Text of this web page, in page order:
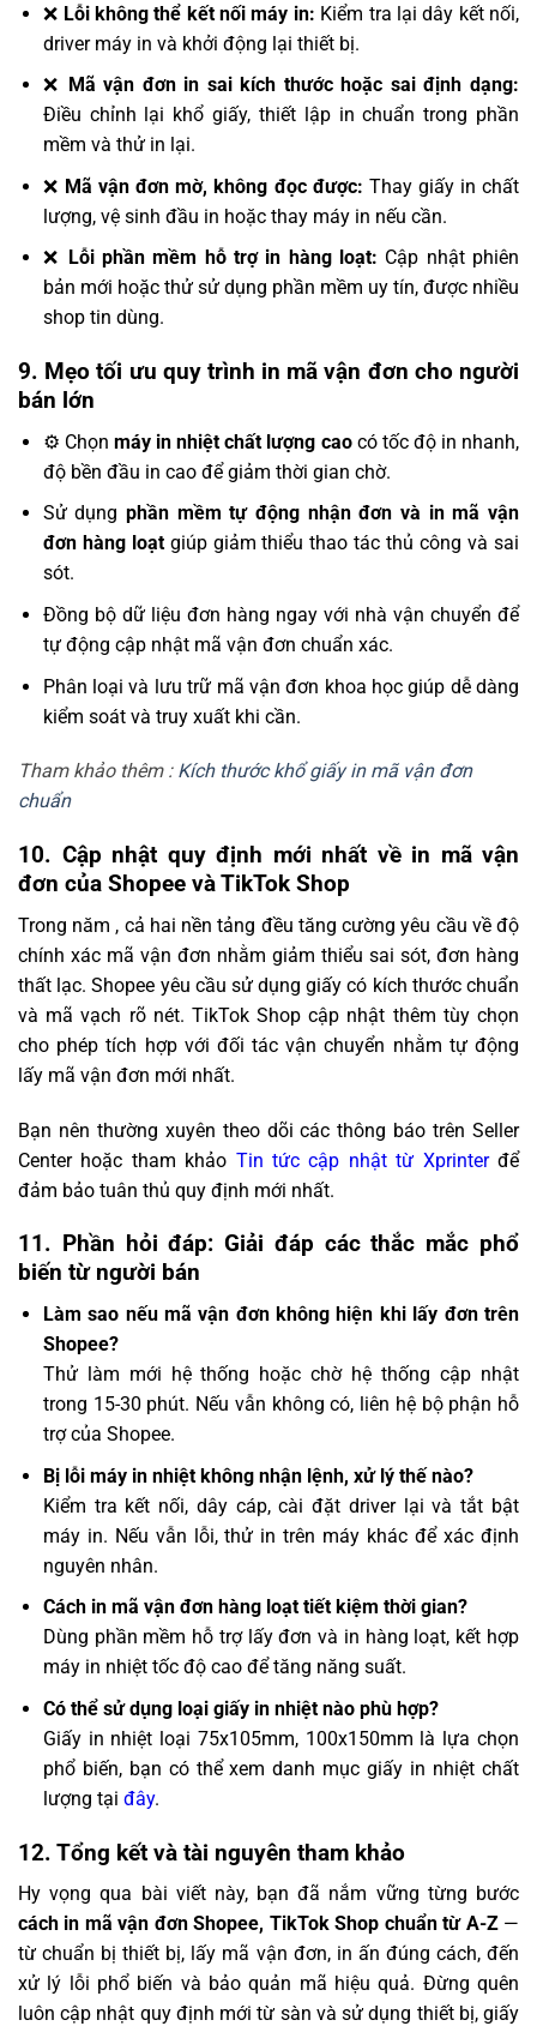
❌ Lỗi không thể kết nối máy in: Kiểm tra lại dây kết nối,
driver máy in và khởi động lại thiết bị.
❌
Mã vận đơn in sai kích thước hoặc sai định dạng:
Điều chỉnh lại khổ giấy, thiết lập in chuẩn trong phần
mềm và thử in lại.
❌ Mã vận đơn mờ, không đọc được: Thay giấy in chất
lượng, vệ sinh đầu in hoặc thay máy in nếu cần.
❌
Lỗi phần mềm hỗ trợ in hàng loạt: Cập nhật phiên
bản mới hoặc thử sử dụng phần mềm uy tín, được nhiều
shop tin dùng.
9. Mẹo tối ưu quy trình in mã vận đơn cho người
bán lớn
⚙️ Chọn máy in nhiệt chất lượng caocó tốc độ in nhanh,
độ bền đầu in cao để giảm thời gian chờ.
Sử dụngphần mềm tự động nhận đơn và in mã vận
đơn hàng loạtgiúp giảm thiểu thao tác thủ công và sai
sót.
Đồng bộ dữ liệu đơn hàng ngay với nhà vận chuyển để
tự động cập nhật mã vận đơn chuẩn xác.
Phân loại và lưu trữ mã vận đơn khoa học giúp dễ dàng
kiểm soát và truy xuất khi cần.
Tham khảo thêm : Kích thước khổ giấy in mã vận đơn
chuẩn
10. Cập nhật quy định mới nhất về in mã vận
đơn của Shopee và TikTok Shop
Trong năm , cả hai nền tảng đều tăng cường yêu cầu về độ
chính xác mã vận đơn nhằm giảm thiểu sai sót, đơn hàng
thất lạc. Shopee yêu cầu sử dụng giấy có kích thước chuẩn
và mã vạch rõ nét. TikTok Shop cập nhật thêm tùy chọn
cho phép tích hợp với đối tác vận chuyển nhằm tự động
lấy mã vận đơn mới nhất.
Bạn nên thường xuyên theo dõi các thông báo trên Seller
Center hoặc tham khảo Tin tức cập nhật từ Xprinterđể
đảm bảo tuân thủ quy định mới nhất.
11. Phần hỏi đáp: Giải đáp các thắc mắc phổ
biến từ người bán
Làm sao nếu mã vận đơn không hiện khi lấy đơn trên
Shopee?
Thử làm mới hệ thống hoặc chờ hệ thống cập nhật
trong 15-30 phút. Nếu vẫn không có, liên hệ bộ phận hỗ
trợ của Shopee.
Bị lỗi máy in nhiệt không nhận lệnh, xử lý thế nào?
Kiểm tra kết nối, dây cáp, cài đặt driver lại và tắt bật
máy in. Nếu vẫn lỗi, thử in trên máy khác để xác định
nguyên nhân.
Cách in mã vận đơn hàng loạt tiết kiệm thời gian?
Dùng phần mềm hỗ trợ lấy đơn và in hàng loạt, kết hợp
máy in nhiệt tốc độ cao để tăng năng suất.
Có thể sử dụng loại giấy in nhiệt nào phù hợp?
Giấy in nhiệt loại 75x105mm, 100x150mm là lựa chọn
phổ biến, bạn có thể xem danh mục giấy in nhiệt chất
lượng tại đây.
12. Tổng kết và tài nguyên tham khảo
Hy vọng qua bài viết này, bạn đã nắm vững từng bước
cách in mã vận đơn Shopee, TikTok Shop chuẩn từ A-Z—
từ chuẩn bị thiết bị, lấy mã vận đơn, in ấn đúng cách, đến
xử lý lỗi phổ biến và bảo quản mã hiệu quả. Đừng quên
luôn cập nhật quy định mới từ sàn và sử dụng thiết bị, giấy